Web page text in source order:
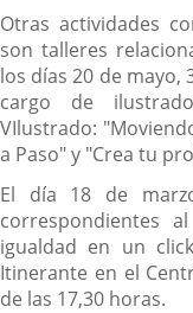
Otras actividades
son talleres
los días 20 de
cargo de
VIlustrado:
a Paso" y "Crea tu
El día 18 de
correspondientes
igualdad en un
Itinerante en el
de las 17,30 horas.